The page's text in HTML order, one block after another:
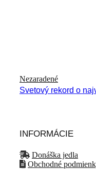
Nezaradené
Svetový rekord o
INFORMÁCIE
Donáška jedla
Obchodné